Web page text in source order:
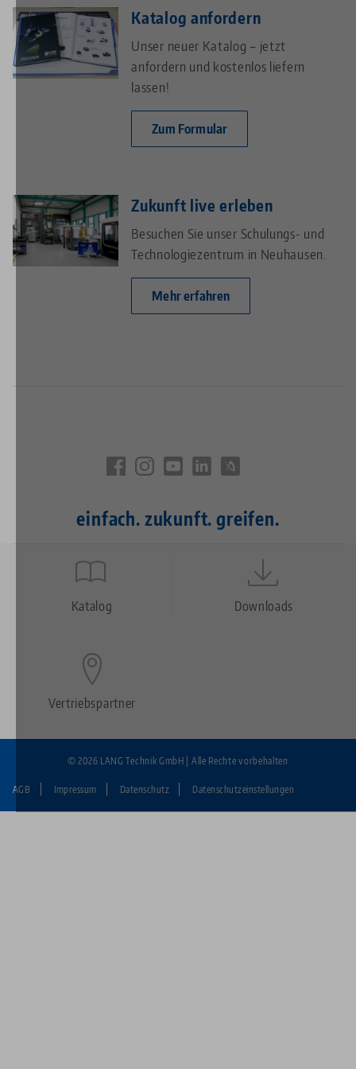
Katalog anfordern
Unser neuer Katalog – jetzt
anfordern und kostenlos liefern
lassen!
Zum Formular
Zukunft live erleben
Besuchen Sie unser Schulungs- und
Technologiezentrum in Neuhausen.
Mehr erfahren
einfach. zukunft. greifen.
Quicklinks
Katalog Downloads
Vertriebspartner
Fußzeile:
AGB Impressum Datenschutz Datenschutzeinstellungen
© 2026 LANG Technik GmbH | Alle Rechte vorbehalten